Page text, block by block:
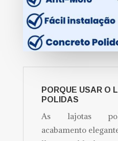
PORQUE USAR O
POLIDAS
As lajotas
acabamento